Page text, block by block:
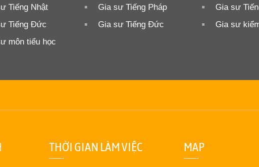
Tiếng Nhật Gia sư Tiếng Pháp
Gia sư
Tiếng Đức Gia sư Tiếng Đức
Gia sư
môn tiểu học
THỜI GIAN LÀM VIỆC MAP